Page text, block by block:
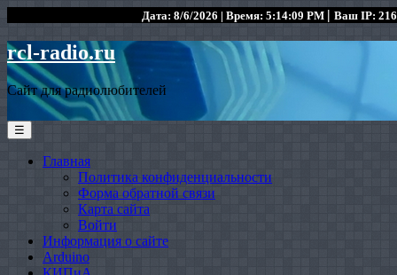
Дата: 8/6/2026 | Время: 5:14:09 PM | Ваш IP:
rcl-radio.ru
Сайт для радиолюбителей
☰
Главная
Политика конфиденциальности
Форма обратной связи
Карта сайта
Войти
Информация о сайте
Arduino